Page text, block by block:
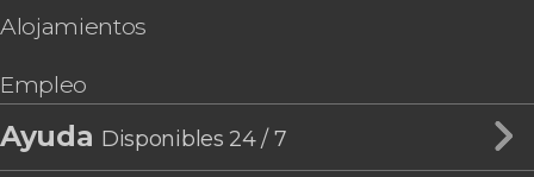
Alojamientos
Empleo
Ayuda Disponibles 24 / 7